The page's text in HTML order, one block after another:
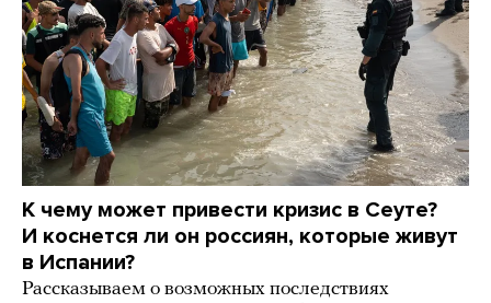
К чему может привести кризис в Сеуте?
И коснется ли он россиян, которые живут
в Испании?
Рассказываем о возможных последствиях